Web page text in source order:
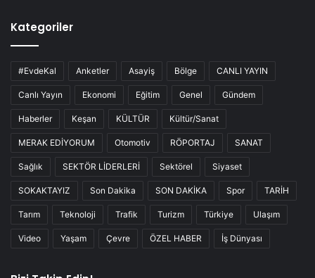
Kategoriler
#EvdeKal Anketler Asayiş Bölge CANLI YAYIN
Canlı Yayın Ekonomi Eğitim Genel Gündem
Haberler Keşan KÜLTÜR Kültür/Sanat
MERAK EDİYORUM Otomotiv RÖPORTAJ SANAT
Sağlık SEKTÖR LİDERLERİ Sektörel Siyaset
SOKAKTAYIZ Son Dakika SON DAKİKA Spor TARİH
Tarım Teknoloji Trafik Turizm Türkiye Ulaşım
Video Yaşam Çevre ÖZEL HABER İş Dünyası